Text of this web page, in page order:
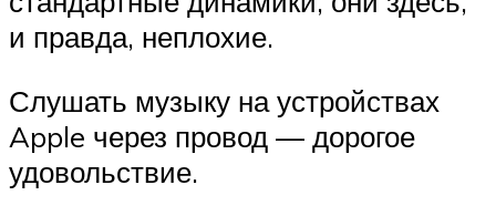
и правда, неплохие.
Слушать музыку на устройствах
Apple через провод — дорогое
удовольствие.